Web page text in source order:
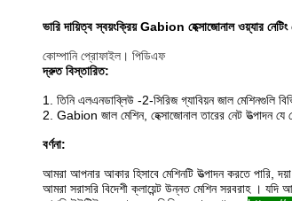
ভারি দায়িত্ব স্বয়ংক্রিয় Gabion হেক্সাজোনাল ওয়্যার
কোম্পানি প্রোফাইল। পিডিএফ
দ্রুত বিস্তারিত:
1. তিনি এলএনডাব্লিউ -2-সিরিজ গ্যাবিয়ন জাল মেশিনগুলি
2. Gabion জাল মেশিন, হেক্সাজোনাল তারের নেট উত্পাদন যে
বর্ণনা:
আমরা আপনার আকার হিসাবে মেশিনটি উত্পাদন করতে পারি,
আমরা সরাসরি বিদেশী ক্লায়েন্ট উন্নত মেশিন সরবরাহ । যদি